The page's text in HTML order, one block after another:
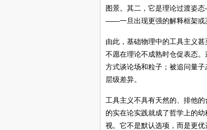
图景。其二，它是理论过渡姿
——一旦出现更强的解释框架或
由此，基础物理中的工具主义
不愿在理论不成熟时仓促表态
方式谈论场和粒子；被追问量
层级差异。
工具主义不具有天然的、排他
的实在论实践就成了哲学上的
视。它不是默认选项，而是更优